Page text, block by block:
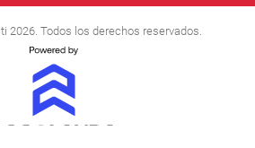
2026. Todos los derechos reservados.